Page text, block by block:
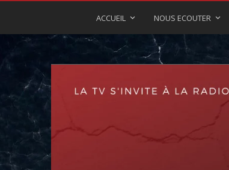
ACCUEIL NOUS ECOUTER